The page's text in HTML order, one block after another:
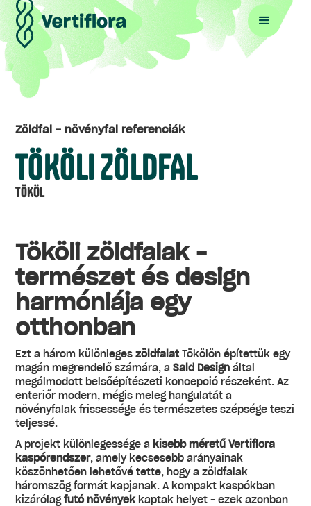
Zöldfal - növényfal referenciák
TÖKÖLI ZÖLDFAL
Tököl
Tököli zöldfalak –
természet és design
harmóniája egy
otthonban
Ezt a három különlegeszöldfalat Tökölön építettük egy
magán megrendelő számára, aSald Design által
megálmodott belsőépítészeti koncepció részeként. Az
enteriőr modern, mégis meleg hangulatát a
növényfalak frissessége és természetes szépsége teszi
teljessé.
A projekt különlegessége a kisebb méretű Vertiflora
kaspórendszer, amely kecsesebb arányainak
köszönhetően lehetővé tette, hogy a zöldfalak
háromszög formát kapjanak. A kompakt kaspókban
kizárólagfutó növényekkaptak helyet – ezek azonban